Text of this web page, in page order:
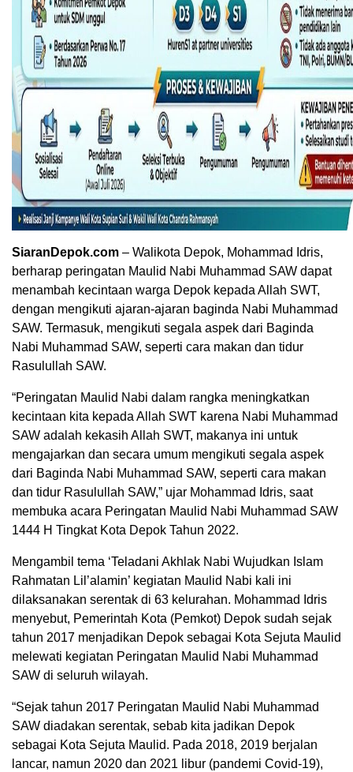
SiaranDepok.com – Walikota Depok, Mohammad Idris,
berharap peringatan Maulid Nabi Muhammad SAW dapat
menambah kecintaan warga Depok kepada Allah SWT,
dengan mengikuti ajaran-ajaran baginda Nabi Muhammad
SAW. Termasuk, mengikuti segala aspek dari Baginda
Nabi Muhammad SAW, seperti cara makan dan tidur
Rasulullah SAW.
“Peringatan Maulid Nabi dalam rangka meningkatkan
kecintaan kita kepada Allah SWT karena Nabi Muhammad
SAW adalah kekasih Allah SWT, makanya ini untuk
mengajarkan dan secara umum mengikuti segala aspek
dari Baginda Nabi Muhammad SAW, seperti cara makan
dan tidur Rasulullah SAW,” ujar Mohammad Idris, saat
membuka acara Peringatan Maulid Nabi Muhammad SAW
1444 H Tingkat Kota Depok Tahun 2022.
Mengambil tema ‘Teladani Akhlak Nabi Wujudkan Islam
Rahmatan Lil’alamin’ kegiatan Maulid Nabi kali ini
dilaksanakan serentak di 63 kelurahan. Mohammad Idris
menyebut, Pemerintah Kota (Pemkot) Depok sudah sejak
tahun 2017 menjadikan Depok sebagai Kota Sejuta Maulid
melewati kegiatan Peringatan Maulid Nabi Muhammad
SAW di seluruh wilayah.
“Sejak tahun 2017 Peringatan Maulid Nabi Muhammad
SAW diadakan serentak, sebab kita jadikan Depok
sebagai Kota Sejuta Maulid. Pada 2018, 2019 berjalan
lancar, namun 2020 dan 2021 libur (pandemi Covid-19),